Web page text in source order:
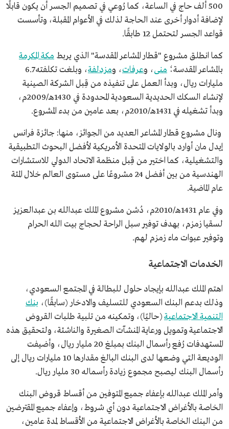
500 ألف حاج في الساعة، كما رُوعي في تصميم الجسر أن يكون قابلًا
لإضافة أدوار أخرى عند الحاجة لذلك في الأعوام المقبلة، وتأسست
قواعد الجسر لتحتمل 12 طابقًا.
كما انطلق مشروع "قطار المشاعر المقدسة" الذي يربط مكة المكرمة
بالمشاعر المقدسة؛ منى، وعرفات، ومزدلفة
، وبلغت تكلفته 6.7
مليارات ريال، وبدأ العمل على تنفيذه من قِبل الشركة الصينية
لإنشاء السكك الحديدية السعودية المحدودة في 1430هـ/2009م،
وبدأ تشغيله في 1431هـ/2010م، بعد عامين من بدء المشروع.
ونال مشروع قطار المشاعر العديد من الجوائز، منها: جائزة فرانس
إيدل مان أوارد بالولايات المتحدة الأمريكية لأفضل البحوث التطبيقية
والتشغيلية، كما اختير من قِبل منظمة الاتحاد الدولي للاستشارات
الهندسية من بين أفضل 24 مشروعًا على مستوى العالم خلال المئة
عام الماضية.
وفي عام 1431هـ/2010م، دُشن مشروع الملك عبدالله بن عبدالعزيز
لسقيا زمزم، بهدف توفير سبل الراحة لحجاج بيت الله الحرام
وتوفير عبوات ماء زمزم لهم.
الخدمات الاجتماعية
اهتم الملك عبدالله بإيجاد حلول للبطالة في المجتمع السعودي،
وذلك بدعم البنك السعودي للتسليف والادخار (سابقًا)، بنك
التنمية الاجتماعية(حاليًا)، وتمكينه من تلبية طلبات القروض
الاجتماعية وتمويل ورعاية المنشآت الصغيرة والناشئة، ولتحقيق هذه
المستهدفات رُفع رأسمال البنك بمبلغ 20 مليار ريال، وأضيفت
الوديعة التي وضعها لدى البنك البالغ مقدارها 10 مليارات ريال إلى
رأسمال البنك ليصبح مجموع زيادة رأسماله 30 مليار ريال.
وأمر الملك عبدالله بإعفاء جميع المتوفين من أقساط قروض البنك
الخاصة بالأغراض الاجتماعية دون أي شروط، وإعفاء جميع المقترضين
من البنك الخاصة بالأغراض الاجتماعية من الأقساط لمدة عامين،